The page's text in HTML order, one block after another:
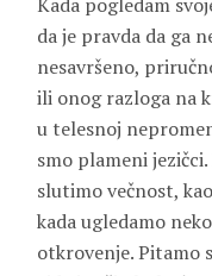
da je pravda da ga
nesavršeno,
ili onog razloga na
u telesnoj
smo plameni
slutimo večnost,
kada ugledamo
otkrovenje. Pitamo